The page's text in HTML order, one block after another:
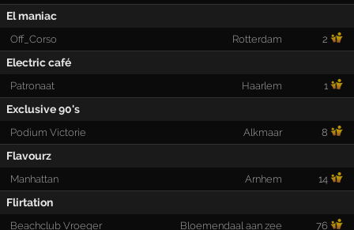
El maniac
Off_Corso Rotterdam 2
Electric café
Patronaat Haarlem 1
Exclusive 90's
Podium Victorie Alkmaar 8
Flavourz
Manhattan Arnhem 14
Flirtation
Beachclub Vroeger Bloemendaal aan zee 76